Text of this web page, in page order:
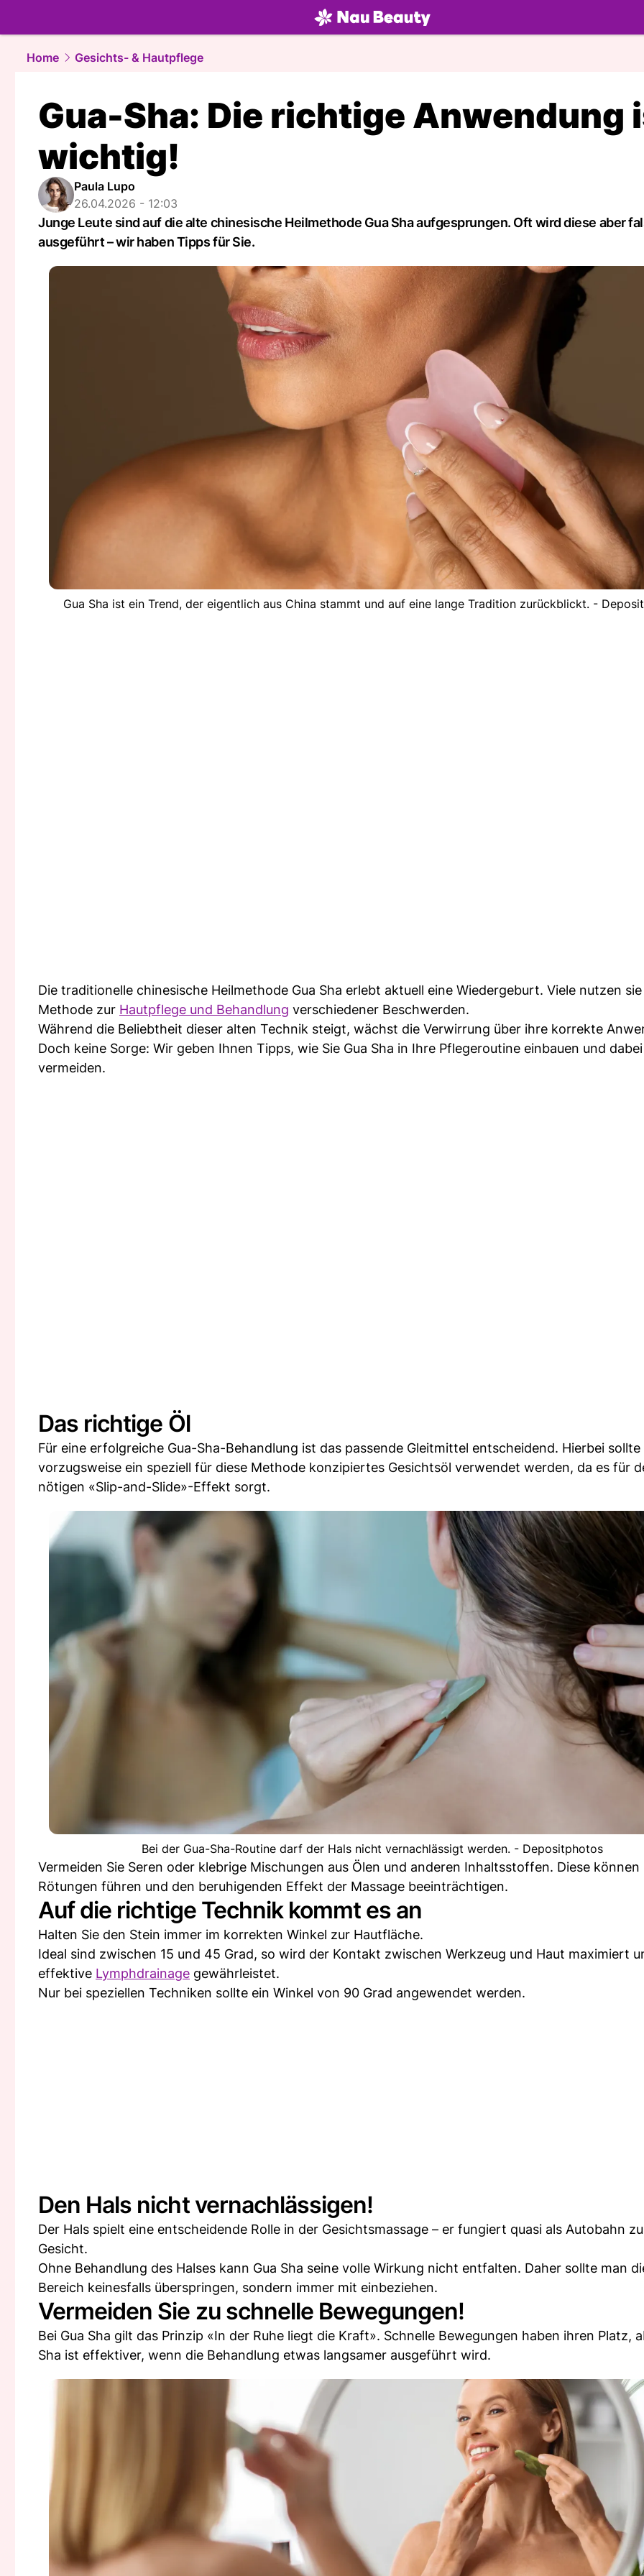
beauty.NAU.ch
Home
Gesichts- & Hautpflege
Gua-Sha: Die richtige Anwendung
wichtig!
Paula Lupo
26.04.2026 - 12:03
Junge Leute sind auf die alte chinesische Heilmethode Gua Sha aufgesprungen. Oft wird diese aber
ausgeführt – wir haben Tipps für Sie.
Gua Sha ist ein Trend, der eigentlich aus China stammt und auf eine lange Tradition zurückblickt. -
Die traditionelle chinesische Heilmethode Gua Sha erlebt aktuell eine Wiedergeburt. Viele nutzen sie
Methode zur Hautpflege und Behandlung verschiedener Beschwerden.
Während die Beliebtheit dieser alten Technik steigt, wächst die Verwirrung über ihre korrekte
Doch keine Sorge: Wir geben Ihnen Tipps, wie Sie Gua Sha in Ihre Pflegeroutine einbauen und
vermeiden.
Das richtige Öl
Für eine erfolgreiche Gua-Sha-Behandlung ist das passende Gleitmittel entscheidend. Hierbei sollte
vorzugsweise ein speziell für diese Methode konzipiertes Gesichtsöl verwendet werden, da es für
nötigen «Slip-and-Slide»-Effekt sorgt.
Bei der Gua-Sha-Routine darf der Hals nicht vernachlässigt werden. - Depositphotos
Vermeiden Sie Seren oder klebrige Mischungen aus Ölen und anderen Inhaltsstoffen. Diese können
Rötungen führen und den beruhigenden Effekt der Massage beeinträchtigen.
Auf die richtige Technik kommt es an
Halten Sie den Stein immer im korrekten Winkel zur Hautfläche.
Ideal sind zwischen 15 und 45 Grad, so wird der Kontakt zwischen Werkzeug und Haut maximiert
effektive Lymphdrainage gewährleistet.
Nur bei speziellen Techniken sollte ein Winkel von 90 Grad angewendet werden.
Den Hals nicht vernachlässigen!
Der Hals spielt eine entscheidende Rolle in der Gesichtsmassage – er fungiert quasi als Autobahn
Gesicht.
Ohne Behandlung des Halses kann Gua Sha seine volle Wirkung nicht entfalten. Daher sollte man
Bereich keinesfalls überspringen, sondern immer mit einbeziehen.
Vermeiden Sie zu schnelle Bewegungen!
Bei Gua Sha gilt das Prinzip «In der Ruhe liegt die Kraft». Schnelle Bewegungen haben ihren Platz,
Sha ist effektiver, wenn die Behandlung etwas langsamer ausgeführt wird.